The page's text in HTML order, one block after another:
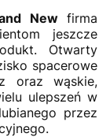
New firma
jeszcze
Otwarty
spacerowe
oraz wąskie,
ulepszeń w
przez